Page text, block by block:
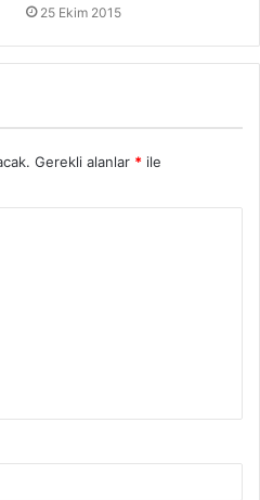
25 Ekim 2015
Gerekli alanlar * ile